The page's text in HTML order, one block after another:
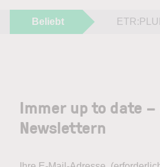
Beliebt
Immer up to date
Newslettern